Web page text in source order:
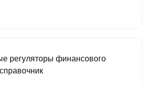
регуляторы финансового